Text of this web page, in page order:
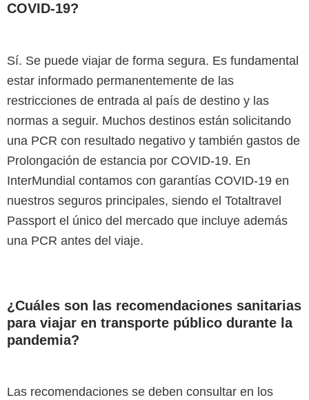
COVID-19?
Sí. Se puede viajar de forma segura. Es fundamental
estar informado permanentemente de las
restricciones de entrada al país de destino y las
normas a seguir. Muchos destinos están solicitando
una PCR con resultado negativo y también gastos de
Prolongación de estancia por COVID-19. En
InterMundial contamos con garantías COVID-19 en
nuestros seguros principales, siendo el Totaltravel
Passport el único del mercado que incluye además
una PCR antes del viaje.
¿Cuáles son las recomendaciones sanitarias
para viajar en transporte público durante la
pandemia?
Las recomendaciones se deben consultar en los